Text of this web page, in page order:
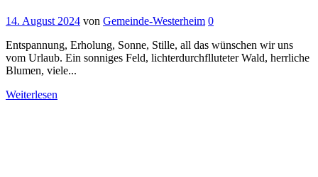
14. August 2024 von Gemeinde-Westerheim 0
Entspannung, Erholung, Sonne, Stille, all das wünschen wir uns
vom Urlaub. Ein sonniges Feld, lichterdurchflluteter Wald, herrliche
Blumen, viele...
Weiterlesen